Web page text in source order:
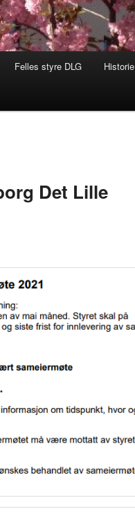
Felles styre DLG Historie
Det Lille